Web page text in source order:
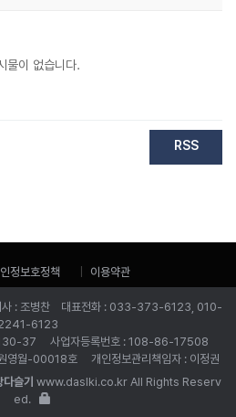
물이 없습니다.
RSS
정보호정책 이용약관
사 : 조병찬 대표전화 : 033-373-6123, 010-
6123
130-37 사업자등록번호 : 108-86-17508
영월-00018호 개인정보관리책임자 : 이정권
슬기 www.daslki.co.kr All Rights Reserv
ed.